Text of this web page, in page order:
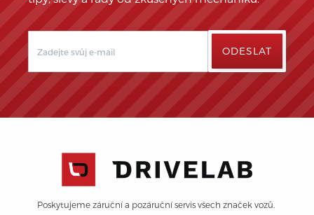
Poskytujeme záruční a pozáruční servis všech značek vozů.